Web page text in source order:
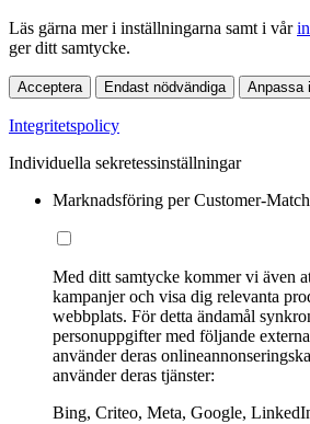
Läs gärna mer i inställningarna samt i vår
ger ditt samtycke.
Acceptera Endast nödvändiga Anpassa
Integritetspolicy
Individuella sekretessinställningar
Marknadsföring per Customer-Match
Med ditt samtycke kommer vi även
kampanjer och visa dig relevanta
webbplats. För detta ändamål
personuppgifter med följande
använder deras
använder deras tjänster:
Bing, Criteo, Meta, Google,